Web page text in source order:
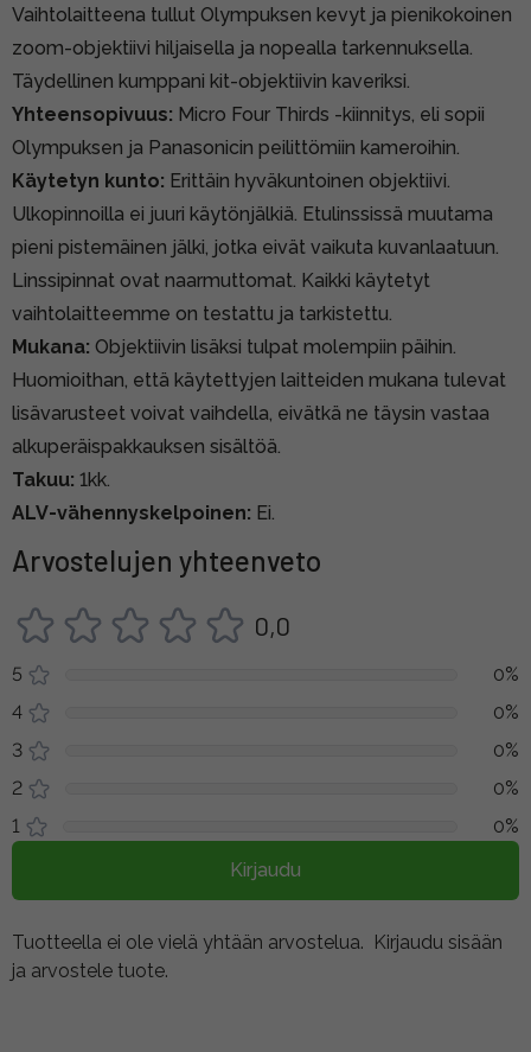
Vaihtolaitteena tullut Olympuksen kevyt ja pienikokoinen
zoom-objektiivi hiljaisella ja nopealla tarkennuksella.
Täydellinen kumppani kit-objektiivin kaveriksi.
Yhteensopivuus: Micro Four Thirds -kiinnitys, eli sopii
Olympuksen ja Panasonicin peilittömiin kameroihin.
Käytetyn kunto: Erittäin hyväkuntoinen objektiivi.
Ulkopinnoilla ei juuri käytönjälkiä. Etulinssissä muutama
pieni pistemäinen jälki, jotka eivät vaikuta kuvanlaatuun.
Linssipinnat ovat naarmuttomat. Kaikki käytetyt
vaihtolaitteemme on testattu ja tarkistettu.
Mukana: Objektiivin lisäksi tulpat molempiin päihin.
Huomioithan, että käytettyjen laitteiden mukana tulevat
lisävarusteet voivat vaihdella, eivätkä ne täysin vastaa
alkuperäispakkauksen sisältöä.
Takuu: 1kk.
ALV-vähennyskelpoinen: Ei.
Arvostelujen yhteenveto
0,0
5
0%
4
0%
3
0%
2
0%
1
0%
Kirjaudu
Tuotteella ei ole vielä yhtään arvostelua. Kirjaudu sisään
ja arvostele tuote.